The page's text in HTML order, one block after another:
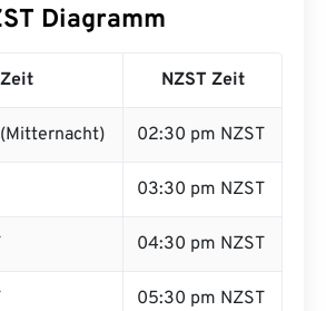
Diagramm
NZST Zeit
02:30 pm NZST
03:30 pm NZST
04:30 pm NZST
05:30 pm NZST